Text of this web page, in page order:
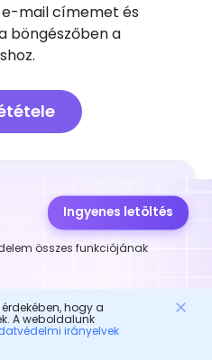
mail címemet és
böngészőben a
az iskoláknak és a
Mit kell a szülőknek
Ingyenes letöltés
összes funkciójának
hogy a
A weboldalunk
irányelvek